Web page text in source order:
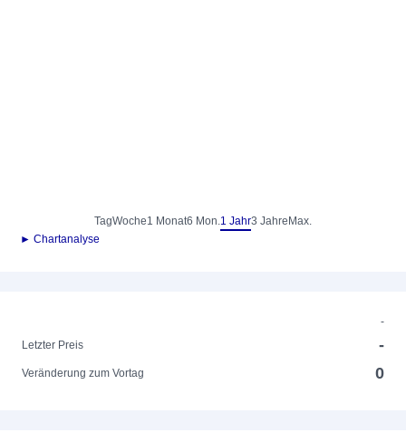
TagWoche1 Monat6 Mon.1 Jahr3 Jahre Max.
► Chartanalyse
-
Letzter Preis
-
Veränderung zum Vortag 0